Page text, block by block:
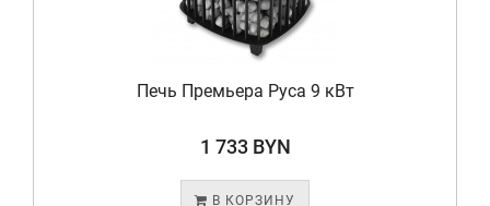
Печь Премьера Руса 9 кВт
1 733 BYN
В КОРЗИНУ